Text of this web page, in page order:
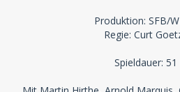
Produktion: SFB/
Regie: Curt
Spieldauer: 51